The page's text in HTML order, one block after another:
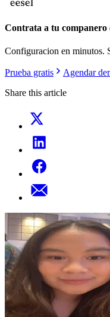
Contrata a tu companero
Configuracion en minutos.
Prueba gratis
Agendar
Share this article